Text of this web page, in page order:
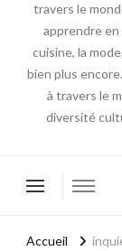
travers le
apprendre
cuisine, la
bien plus
à travers le
diversité
Accueil